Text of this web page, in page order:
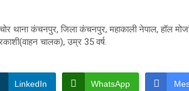
चोर थाना कंचनपुर, जिला कंचनपुर, महाकाली नेपाल, हॉल
चालक), उम्र 35 वर्ष.
LinkedIn WhatsApp